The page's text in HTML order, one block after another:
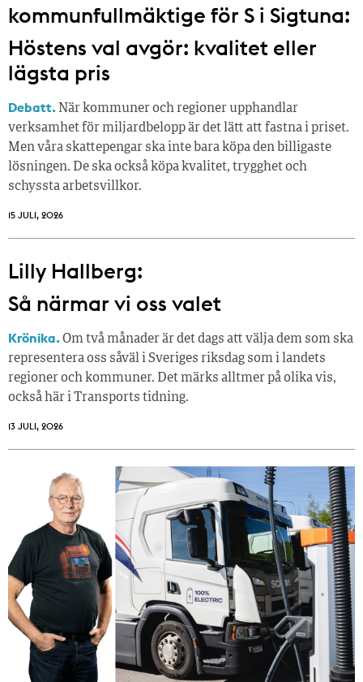
kommunfullmäktige för S i Sigtuna:
Höstens val avgör: kvalitet eller
lägsta pris
Debatt. När kommuner och regioner upphandlar
verksamhet för miljardbelopp är det lätt att fastna i priset.
Men våra skattepengar ska inte bara köpa den billigaste
lösningen. De ska också köpa kvalitet, trygghet och
schyssta arbetsvillkor.
15 JULI, 2026
Lilly Hallberg:
Så närmar vi oss valet
Krönika.Om två månader är det dags att välja dem som ska
representera oss såväl i Sveriges riksdag som i landets
regioner och kommuner. Det märks alltmer på olika vis,
också här i Transports tidning.
13 JULI, 2026